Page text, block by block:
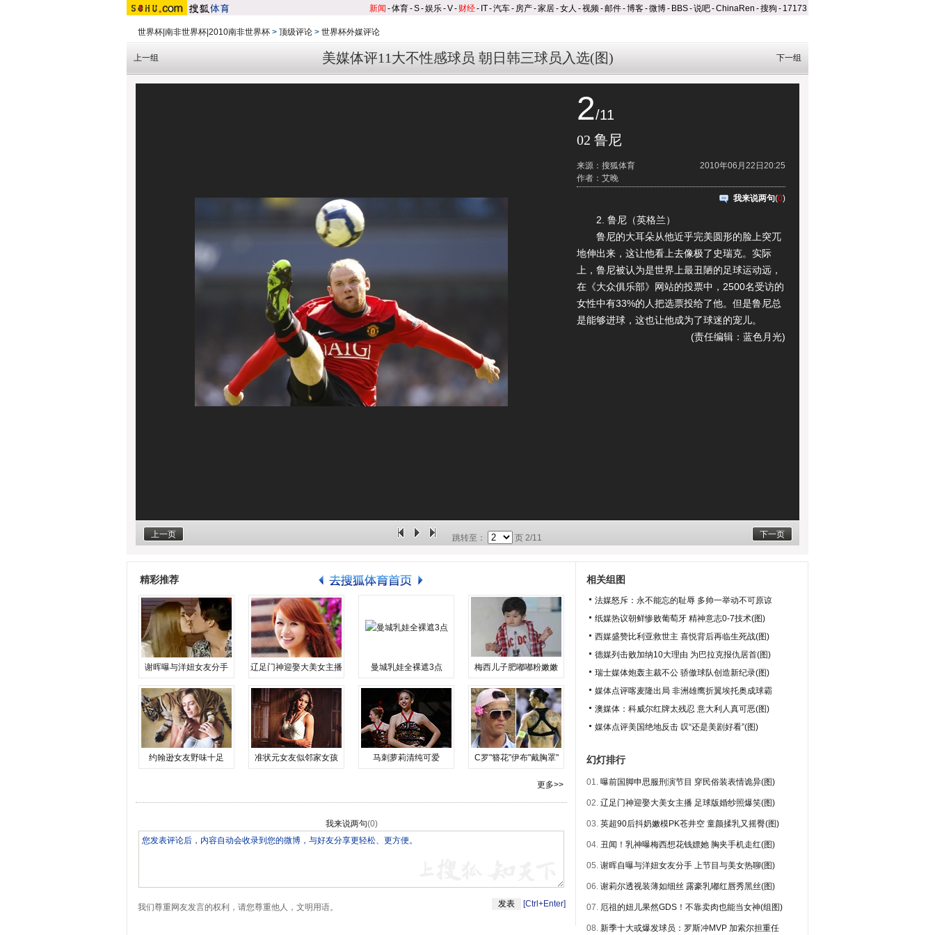
新闻 -体育-S-娱乐-V- 财经- IT-汽车- 房产-家居-女人 -视频-邮件-博客-微博- BBS-说吧-ChinaRen -搜狗 - 17173
世界杯|南非世界杯|2010南非世界杯 > 顶级评论 > 世界杯外媒评论
美媒体评11大不性感球员 朝日韩三球员入选(图)
上一组 下一组
2/11
02 鲁尼
2010年06月22日20:25
来源：搜狐体育
作者：艾晚
我来说两句(0)
2. 鲁尼（英格兰）
鲁尼的大耳朵从他近乎完美圆形的脸上突兀
地伸出来，这让他看上去像极了史瑞克。实际
上，鲁尼被认为是世界上最丑陋的足球运动远，
在《大众俱乐部》网站的投票中，2500名受访的
女性中有33%的人把选票投给了他。但是鲁尼总
是能够进球，这也让他成为了球迷的宠儿。
(责任编辑：蓝色月光)
上一页 下一页
跳转至： 页 2/11
精彩推荐
谢晖曝与洋妞女友分手 辽足门神迎娶大美女主播 曼城乳娃全裸遮3点 梅西儿子肥嘟嘟粉嫩嫩
约翰逊女友野味十足 准状元女友似邻家女孩 马刺萝莉清纯可爱 C罗"簪花"伊布"戴胸罩"
更多>>
我来说两句(0)
我们尊重网友发言的权利，请您尊重他人，文明用语。 [Ctrl+Enter]
相关组图
法媒怒斥：永不能忘的耻辱 多帅一举动不可原谅
纸媒热议朝鲜惨败葡萄牙 精神意志0-7技术(图)
西媒盛赞比利亚救世主 喜悦背后再临生死战(图)
德媒列击败加纳10大理由 为巴拉克报仇居首(图)
瑞士媒体炮轰主裁不公 骄傲球队创造新纪录(图)
媒体点评喀麦隆出局 非洲雄鹰折翼埃托奥成球霸
澳媒体：科威尔红牌太残忍 意大利人真可恶(图)
媒体点评美国绝地反击 叹“还是美剧好看”(图)
幻灯排行
01. 曝前国脚申思服刑演节目 穿民俗装表情诡异(图)
02. 辽足门神迎娶大美女主播 足球版婚纱照爆笑(图)
03. 英超90后抖奶嫩模PK苍井空 童颜揉乳又摇臀(图)
04. 丑闻！乳神曝梅西想花钱嫖她 胸夹手机走红(图)
05. 谢晖自曝与洋妞女友分手 上节目与美女热聊(图)
06. 谢莉尔透视装薄如细丝 露豪乳嘟红唇秀黑丝(图)
07. 厄祖的妞儿果然GDS！不靠卖肉也能当女神(组图)
08. 新季十大或爆发球员：罗斯冲MVP 加索尔担重任